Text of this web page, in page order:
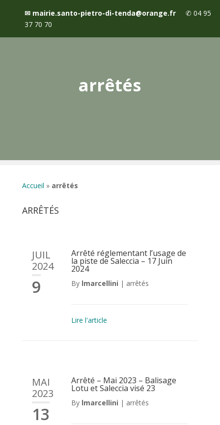
✉ mairie.santo-pietro-di-tenda@orange.fr ✆ 04 95
37 70 70
arrêtés
Accueil » arrêtés
ARRÊTÉS
JUIL
2024
9
Arrêté réglementant l’usage de
la piste de Saleccia – 17 Juin
2024
By lmarcellini | arrêtés
Lire l'article
MAI
2023
13
Arrêté – Mai 2023 – Balisage
Lotu et Saleccia visé 23
By lmarcellini | arrêtés